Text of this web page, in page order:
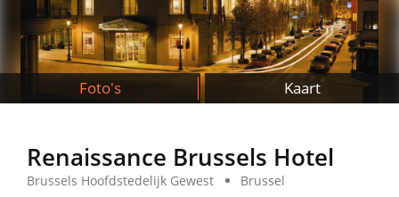
Foto's Kaart
Renaissance Brussels Hotel
Brussels Hoofdstedelijk Gewest Brussel